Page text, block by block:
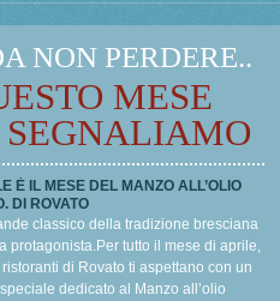
NON PERDERE..
MESE
È IL MESE DEL MANZO ALL’OLIO
DI ROVATO
classico della tradizione bresciana
protagonista.Per tutto il mese di aprile,
di Rovato ti aspettano con un
dedicato al Manzo all’olio